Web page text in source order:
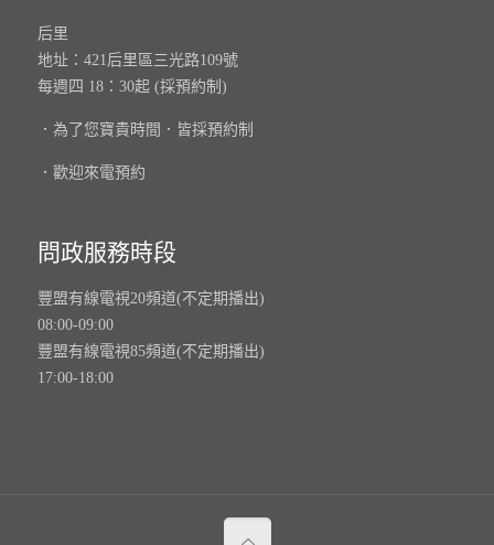
后里
地址：421后里區三光路109號
每週四 18：30起 (採預約制)
．為了您寶貴時間．皆採預約制
．歡迎來電預約
問政服務時段
豐盟有線電視20頻道(不定期播出)
08:00-09:00
豐盟有線電視85頻道(不定期播出)
17:00-18:00